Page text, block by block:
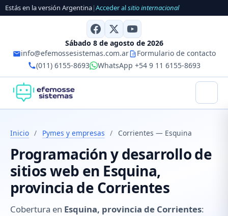
Estás en la versión Argentina|Acceder alsitio internacional
Sábado 8 de agosto de 2026
info@efemossesistemas.com.ar
Formulario de contacto
(011) 6155-8693
WhatsApp +54 9 11 6155-8693
Inicio / Pymes y empresas / Corrientes — Esquina
Programación y desarrollo de
sitios web en Esquina,
provincia de Corrientes
Cobertura en Esquina, provincia de Corrientes: